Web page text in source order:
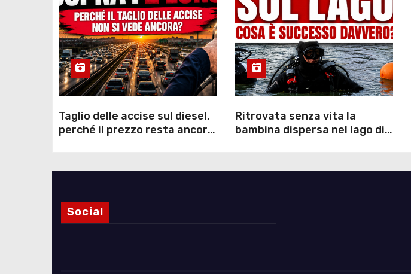
Taglio delle accise sul diesel,
perché il prezzo resta ancora
Ritrovata senza vita la
bambina dispersa nel lago di
Social